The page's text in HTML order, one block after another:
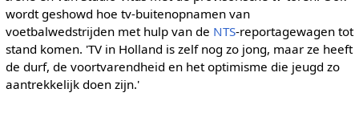
wordt geshowd hoe tv-buitenopnamen van
voetbalwedstrijden met hulp van de NTS-reportagewagen tot
stand komen. 'TV in Holland is zelf nog zo jong, maar ze heeft
de durf, de voortvarendheid en het optimisme die jeugd zo
aantrekkelijk doen zijn.'